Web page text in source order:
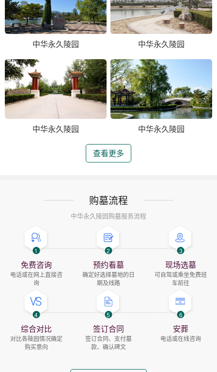
中华永久陵园 中华永久陵园
中华永久陵园 中华永久陵园
查看更多
购墓流程
中华永久陵园购墓服务流程
1
免费咨询
电话或在网上直接咨
询
2
预约看墓
确定好选择墓地的日
期及线路
3
现场选墓
可自驾或乘坐免费班
车前往
4
综合对比
对比各陵园情况确定
购买意向
5
签订合同
签订合同、支付墓
款、确认碑文
6
安葬
电话或在线咨询